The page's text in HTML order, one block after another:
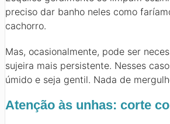
preciso dar banho neles como
cachorro.
Mas, ocasionalmente, pode ser
sujeira mais persistente. Nesses
úmido e seja gentil. Nada de
Atenção às unhas: corte